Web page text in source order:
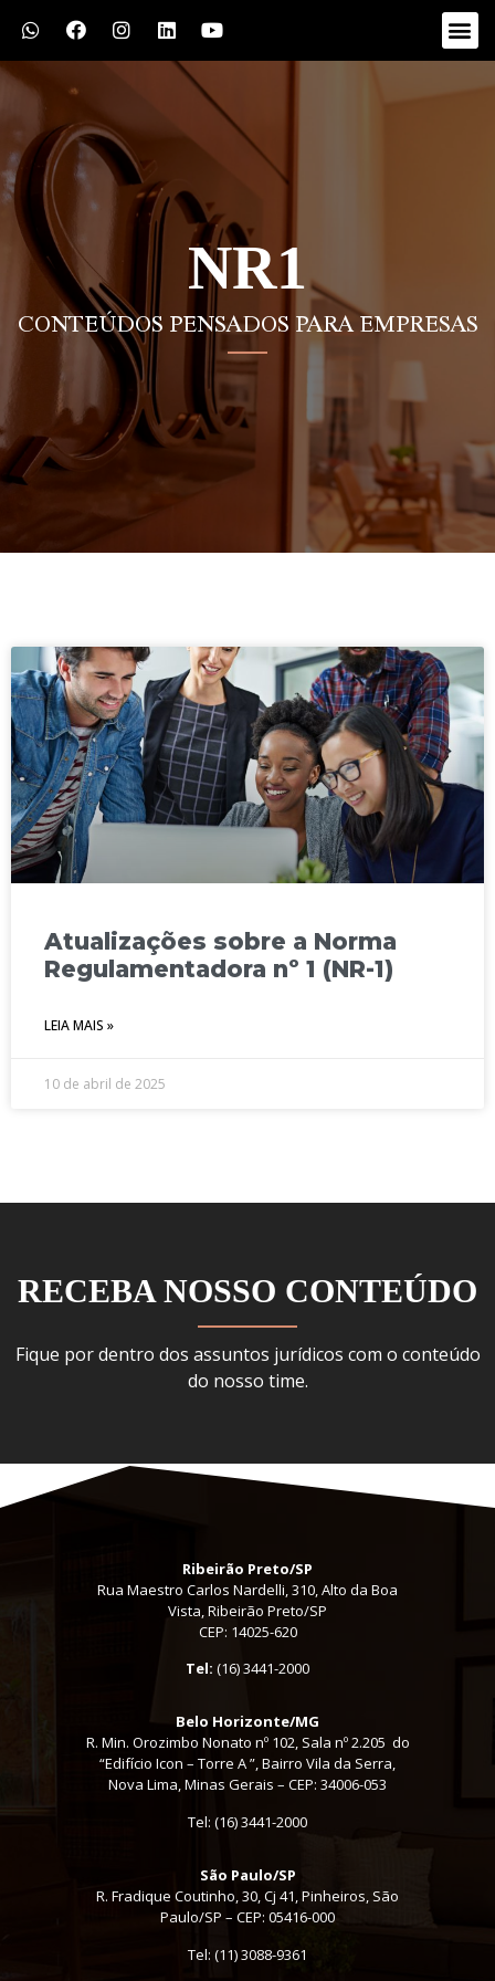
NR1
CONTEÚDOS PENSADOS PARA EMPRESAS
Atualizações sobre a Norma
Regulamentadora nº 1 (NR-1)
LEIA MAIS »
10 de abril de 2025
RECEBA NOSSO CONTEÚDO
Fique por dentro dos assuntos jurídicos com o conteúdo
do nosso time.
Ribeirão Preto/SP
Rua Maestro Carlos Nardelli, 310, Alto da Boa
Vista, Ribeirão Preto/SP
CEP: 14025-620
Tel: (16) 3441-2000
Belo Horizonte/MG
R. Min. Orozimbo Nonato nº 102, Sala nº 2.205 do
“Edifício Icon – Torre A ”, Bairro Vila da Serra,
Nova Lima, Minas Gerais – CEP: 34006-053
Tel: (16) 3441-2000
São Paulo/SP
R. Fradique Coutinho, 30, Cj 41, Pinheiros, São
Paulo/SP – CEP: 05416-000
Tel: (11) 3088-9361